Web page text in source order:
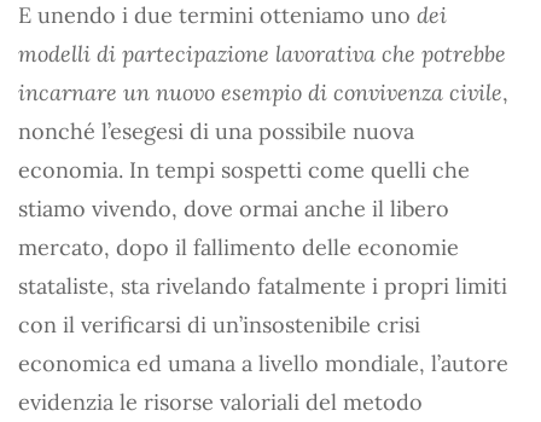
E unendo i due termini otteniamo uno dei
modelli di partecipazione lavorativa che potrebbe
incarnare un nuovo esempio di convivenza civile,
nonché l’esegesi di una possibile nuova
economia. In tempi sospetti come quelli che
stiamo vivendo, dove ormai anche il libero
mercato, dopo il fallimento delle economie
stataliste, sta rivelando fatalmente i propri limiti
con il verificarsi di un’insostenibile crisi
economica ed umana a livello mondiale, l’autore
evidenzia le risorse valoriali del metodo